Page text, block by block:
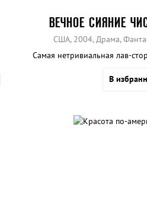
ВЕЧНОЕ СИЯНИЕ
США, 2004, Драма,
Самая нетривиальная лав-
В